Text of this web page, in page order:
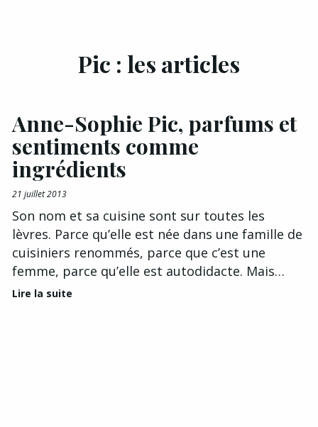
Pic : les articles
Anne-Sophie Pic, parfums et
sentiments comme
ingrédients
21 juillet 2013
Son nom et sa cuisine sont sur toutes les
lèvres. Parce qu’elle est née dans une famille de
cuisiniers renommés, parce que c’est une
femme, parce qu’elle est autodidacte. Mais…
Lire la suite